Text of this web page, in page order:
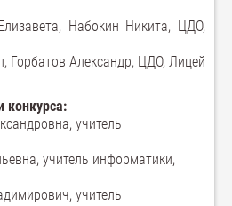
Набокин Никита, ЦДО,
Александр, ЦДО, Лицей
конкурса:
учитель
учитель информатики,
учитель